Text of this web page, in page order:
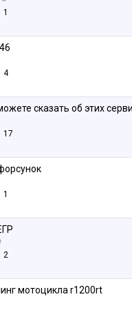
1
4
сказать об этих
17
1
2
мотоцикла r1200rt